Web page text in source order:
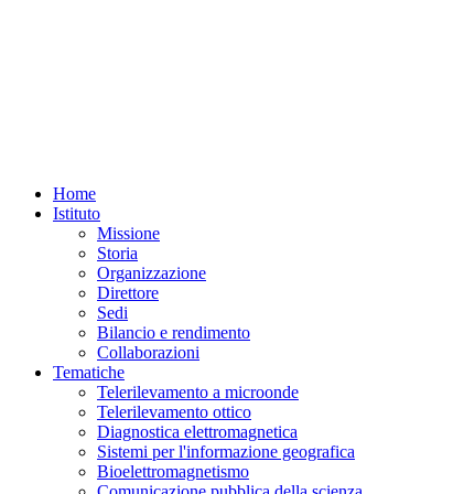
Home
Istituto
Missione
Storia
Organizzazione
Direttore
Sedi
Bilancio e rendimento
Collaborazioni
Tematiche
Telerilevamento a microonde
Telerilevamento ottico
Diagnostica elettromagnetica
Sistemi per l'informazione geografica
Bioelettromagnetismo